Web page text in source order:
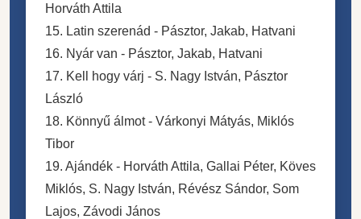
Horváth Attila
15. Latin szerenád - Pásztor, Jakab, Hatvani
16. Nyár van - Pásztor, Jakab, Hatvani
17. Kell hogy várj - S. Nagy István, Pásztor
László
18. Könnyű álmot - Várkonyi Mátyás, Miklós
Tibor
19. Ajándék - Horváth Attila, Gallai Péter, Köves
Miklós, S. Nagy István, Révész Sándor, Som
Lajos, Závodi János